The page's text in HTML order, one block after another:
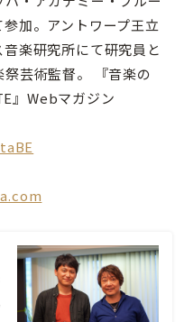
加。アントワープ王立
楽研究所にて研究員と
芸術監督。 『音楽の
』Webマガジン